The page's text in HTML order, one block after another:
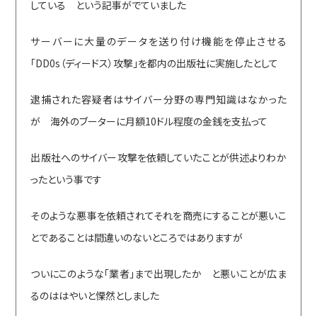
している という記事がでていました
サーバーに大量のデータを送り付け機能を停止させる
「DD0s（ディードス）攻撃」を都内の出版社に実施したとして
逮捕された容疑者はサイバー分野の専門知識はなかった
が 海外のブーターに月額10ドル程度の金銭を支払って
出版社へのサイバー攻撃を依頼していたことが供述よりわか
ったという事です
そのような悪事を依頼されてそれを商売にすることが悪いこ
とであることは間違いのないところではありますが
ついにこのような「業者」まで出現したか と悪いことが広ま
るのははやいと慄然としました